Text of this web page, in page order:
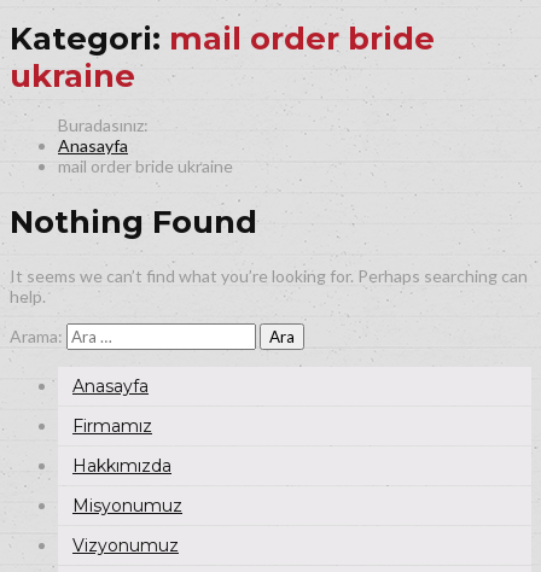
Kategori: mail order bride
ukraine
Anasayfa
mail order bride ukraine
Nothing Found
It seems we can’t find what you’re looking for. Perhaps searching can
help.
Arama:
Anasayfa
Firmamız
Hakkımızda
Misyonumuz
Vizyonumuz